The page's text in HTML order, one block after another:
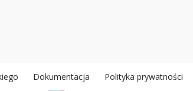
Dokumentacja Polityka prywatności